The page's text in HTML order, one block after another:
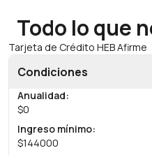
Todo lo que
Tarjeta de Crédito HEB Afirme
Condiciones
Anualidad:
$0
Ingreso mínimo:
$144000